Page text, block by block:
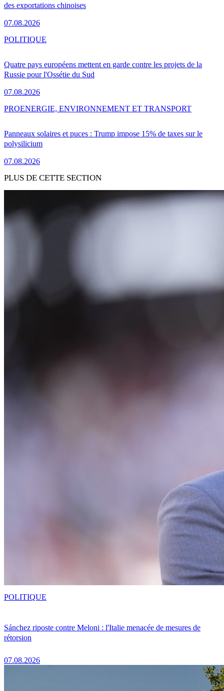
des exportations chinoises
07.08.2026
Quatre pays européens mettent en garde contre les projets de la
Russie pour l'Ossétie du Sud
07.08.2026
POLITIQUE
Panneaux solaires et puces : Trump impose 15% de taxes sur le
polysilicium
07.08.2026
PROENERGIE, ENVIRONNEMENT ET TRANSPORT
PLUS DE CETTE SECTION
Sánchez riposte contre Meloni : l'Italie menacée de mesures de
rétorsion
07.08.2026
POLITIQUE